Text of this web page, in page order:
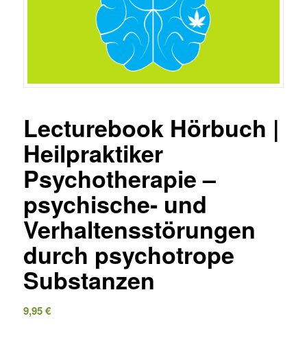
Lecturebook Hörbuch |
Heilpraktiker
Psychotherapie –
psychische- und
Verhaltensstörungen
durch psychotrope
Substanzen
9,95€